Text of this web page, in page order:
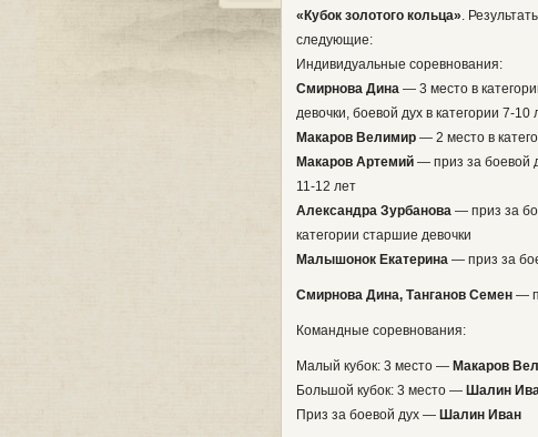
«Кубок золотого кольца».
следующие:
Индивидуальные соревнования:
Смирнова Дина — 3 место в
девочки, боевой дух в категории 7-10
Макаров Велимир — 2 место в
Макаров Артемий — приз за боевой
11-12 лет
Александра Зурбанова — приз за
категории старшие девочки
Малышонок Екатерина — приз за
Смирнова Дина, Танганов Семен —
Командные соревнования:
Малый кубок: 3 место — Макаров
Большой кубок: 3 место — Шалин
Приз за боевой дух — Шалин Иван